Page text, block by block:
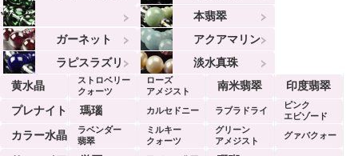
ツ
本翡翠
ガーネット
アクアマリン
ラピスラズリ
淡水真珠
黄水晶
ストロベリー
クォーツ
ローズ
アメジスト
南米翡翠
印度翡翠
プレナイト
瑪瑙 カルセドニー ラブラドライ
ピンク
エビゾード
カラー水晶
ラベンダー
翡翠
ミルキー
クォーツ
グリーン
アメジスト
グァバクォー